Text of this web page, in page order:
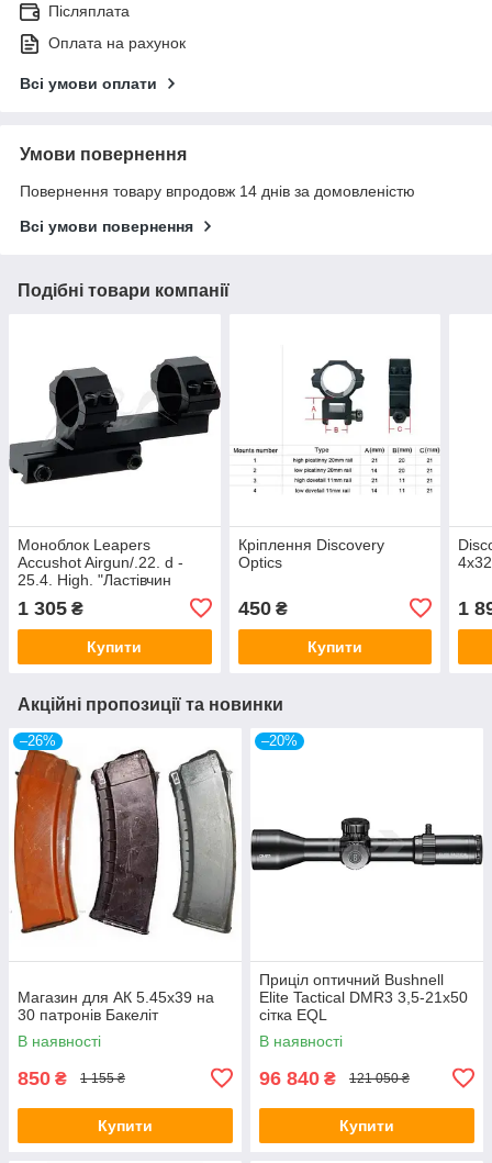
Післяплата
Оплата на рахунок
Всі умови оплати
Умови повернення
Повернення товару впродовж 14 днів за домовленістю
Всі умови повернення
Подібні товари компанії
Моноблок Leapers
Accushot Airgun/.22. d -
25.4. High. "Ластівчин
1 305 ₴
Купити
Кріплення Discovery
Optics
450₴
Купити
4x32
1
Акційні пропозиції та новинки
–26%
Магазин для АК 5.45х39 на
30 патронів Бакеліт
В наявності
850 ₴ 1 155 ₴
Купити
–20%
Приціл оптичний Bushnell
Elite Tactical DMR3 3,5-21x50
сітка EQL
В наявності
96 840 ₴ 121 050 ₴
Купити